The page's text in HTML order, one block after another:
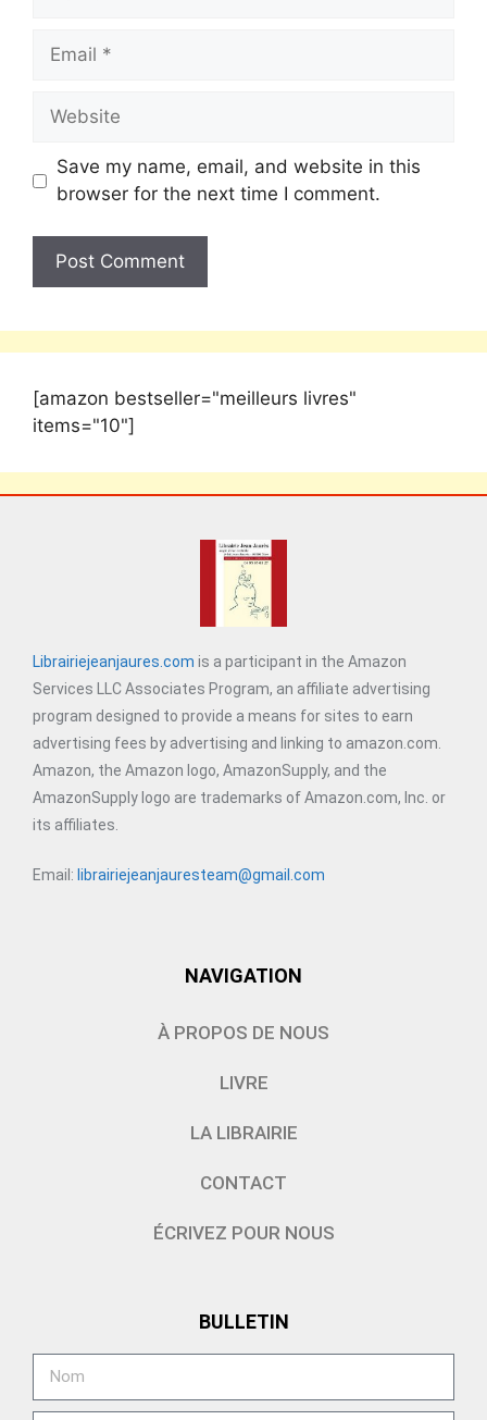
Save my name, email, and website in this
browser for the next time I comment.
[amazon bestseller="meilleurs livres"
items="10"]
Librairiejeanjaures.com is a participant in the Amazon
Services LLC Associates Program, an affiliate advertising
program designed to provide a means for sites to earn
advertising fees by advertising and linking to amazon.com.
Amazon, the Amazon logo, AmazonSupply, and the
AmazonSupply logo are trademarks of Amazon.com, Inc. or
its affiliates.
Email: librairiejeanjauresteam@gmail.com
NAVIGATION
À PROPOS DE NOUS
LIVRE
LA LIBRAIRIE
CONTACT
ÉCRIVEZ POUR NOUS
BULLETIN